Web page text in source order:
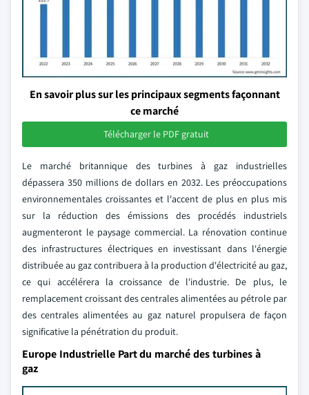
En savoir plus sur les principaux segments façonnant
ce marché
Télécharger le PDF gratuit
Le marché britannique des turbines à gaz industrielles
dépassera 350 millions de dollars en 2032. Les préoccupations
environnementales croissantes et l'accent de plus en plus mis
sur la réduction des émissions des procédés industriels
augmenteront le paysage commercial. La rénovation continue
des infrastructures électriques en investissant dans l'énergie
distribuée au gaz contribuera à la production d'électricité au gaz,
ce qui accélérera la croissance de l'industrie. De plus, le
remplacement croissant des centrales alimentées au pétrole par
des centrales alimentées au gaz naturel propulsera de façon
significative la pénétration du produit.
Europe Industrielle Part du marché des turbines à
gaz